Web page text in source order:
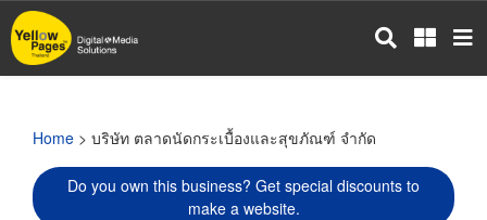
Skip
to
main
Home > บริษัท ตลาดนัดกระเบื้องและสุขภัณฑ์ จำกัด
Do you own this business? Get special discounts to
make a website.